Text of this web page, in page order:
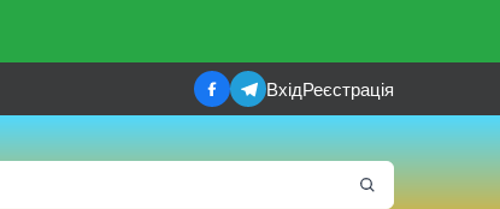
ВхідРеєстрація